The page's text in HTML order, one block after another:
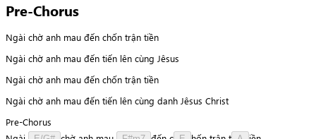
Pre-Chorus
Ngài chờ anh mau đến chốn trận tiền
Ngài chờ anh mau đến tiến lên cùng Jêsus
Ngài chờ anh mau đến chốn trận tiền
Ngài chờ anh mau đến tiến lên cùng danh Jêsus Christ
Pre-Chorus